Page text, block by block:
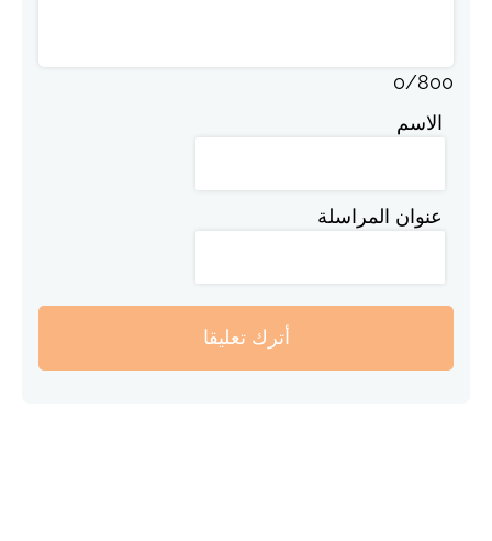
0/800
الاسم
عنوان المراسلة
أترك تعليقا